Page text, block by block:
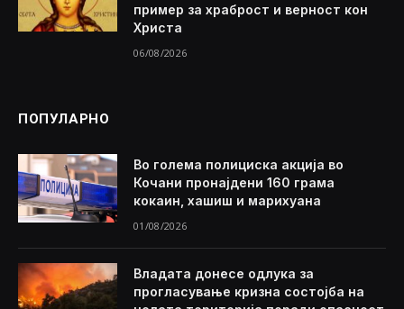
пример за храброст и верност кон
Христа
06/08/2026
ПОПУЛАРНО
Во голема полициска акција во
Кочани пронајдени 160 грама
кокаин, хашиш и марихуана
01/08/2026
Владата донесе одлука за
прогласување кризна состојба на